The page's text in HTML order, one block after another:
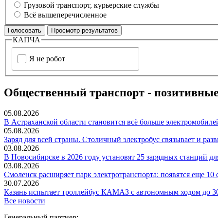
Грузовой транспорт, курьерские службы
Всё вышеперечисленное
КАПЧА
Я не робот
Общественный транспорт -
05.08.2026
В Астраханской области становится всё больше
05.08.2026
Заряд для всей страны. Столичный электробус связывает и
03.08.2026
В Новосибирске в 2026 году установят 25 зарядных станций
03.08.2026
Смоленск расширяет парк электротранспорта: появятся еще
30.07.2026
Казань испытает троллейбус КАМАЗ с автономным ходом до
Все новости